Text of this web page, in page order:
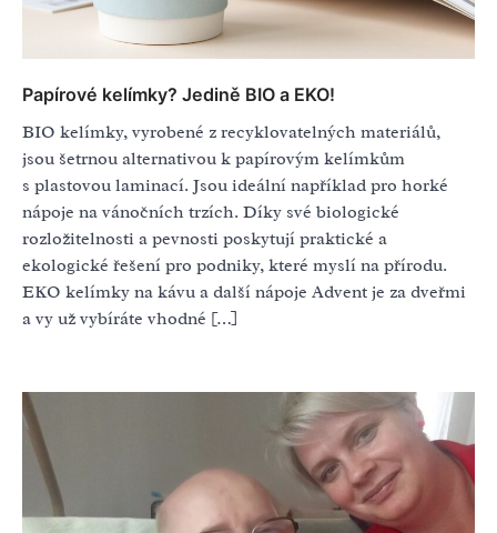
Papírové kelímky? Jedině BIO a EKO!
BIO kelímky, vyrobené z recyklovatelných materiálů,
jsou šetrnou alternativou k papírovým kelímkům
s plastovou laminací. Jsou ideální například pro horké
nápoje na vánočních trzích. Díky své biologické
rozložitelnosti a pevnosti poskytují praktické a
ekologické řešení pro podniky, které myslí na přírodu.
EKO kelímky na kávu a další nápoje Advent je za dveřmi
a vy už vybíráte vhodné […]